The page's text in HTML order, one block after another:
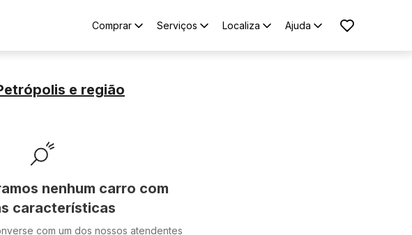
Comprar Serviços Localiza Ajuda
e região
nenhum carro com
características
com um dos nossos atendentes